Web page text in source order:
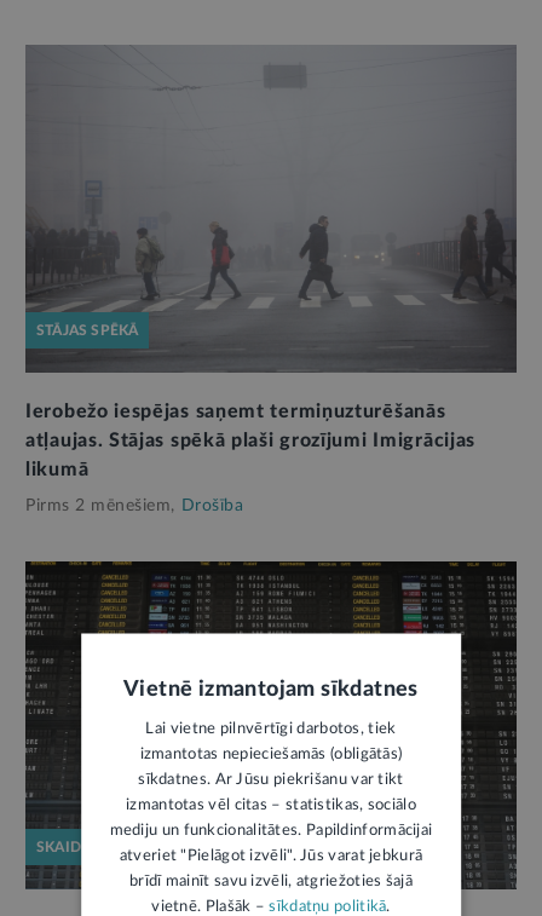
STĀJAS SPĒKĀ
Ierobežo iespējas saņemt termiņuzturēšanās
atļaujas. Stājas spēkā plaši grozījumi Imigrācijas
likumā
Pirms 2 mēnešiem, Drošība
SKAIDROJUMS
Vietnē izmantojam sīkdatnes
Lai vietne pilnvērtīgi darbotos, tiek
izmantotas nepieciešamās (obligātās)
sīkdatnes. Ar Jūsu piekrišanu var tikt
izmantotas vēl citas – statistikas, sociālo
mediju un funkcionalitātes. Papildinformācijai
atveriet "Pielāgot izvēli". Jūs varat jebkurā
brīdī mainīt savu izvēli, atgriežoties šajā
vietnē. Plašāk –sīkdatņu politikā.